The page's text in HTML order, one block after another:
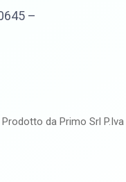
–
da Primo Srl